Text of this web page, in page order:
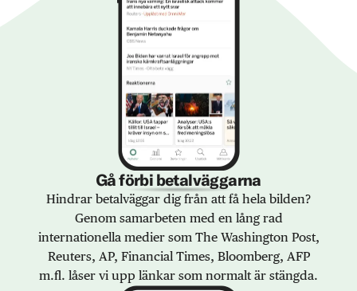
Gå förbi betalväggarna
Hindrar betalväggar dig från att få hela bilden?
Genom samarbeten med en lång rad
internationella medier som The Washington Post,
Reuters, AP, Financial Times, Bloomberg, AFP
m.fl. låser vi upp länkar som normalt är stängda.